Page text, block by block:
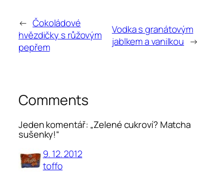
← Čokoládové
hvězdičky s růžovým
pepřem
Vodka s granátovým
jablkem a vanilkou →
Comments
Jeden komentář: „Zelené cukroví? Matcha
sušenky!“
9. 12. 2012
toffo